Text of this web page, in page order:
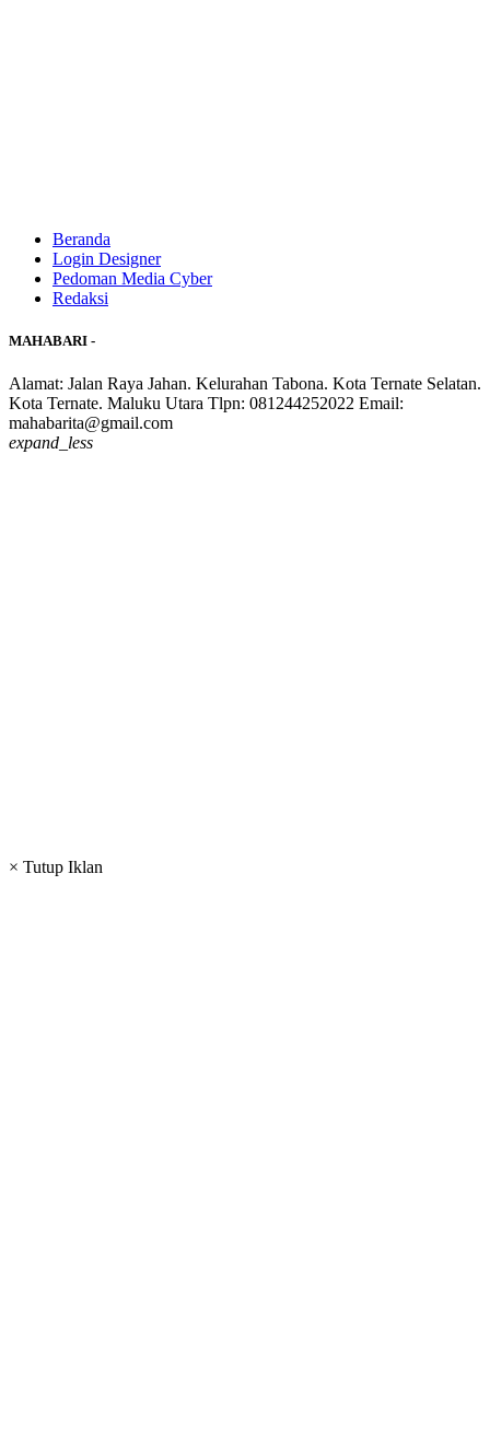
Beranda
Login Designer
Pedoman Media Cyber
Redaksi
MAHABARI -
Alamat: Jalan Raya Jahan. Kelurahan Tabona. Kota Ternate Selatan.
Kota Ternate. Maluku Utara Tlpn: 081244252022 Email:
mahabarita@gmail.com
expand_less
× Tutup Iklan